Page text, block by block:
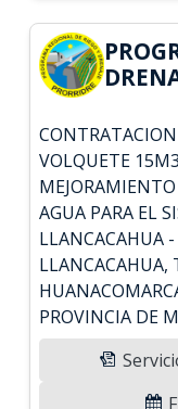
VOLQUETE
AGUA PARA EL
LLANCACAHUA -
LLANCACAHUA,
PROVINCIA DE